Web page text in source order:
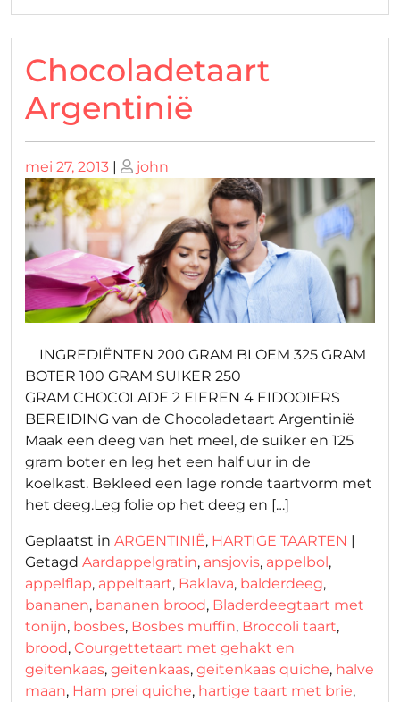
Chocoladetaart
Argentinië
Geplaatst
op
mei 27, 2013 | Geplaatst
op
john
INGREDIËNTEN 200 GRAM BLOEM 325 GRAM
BOTER 100 GRAM SUIKER 250
GRAM CHOCOLADE 2 EIEREN 4 EIDOOIERS
BEREIDING van de Chocoladetaart Argentinië
Maak een deeg van het meel, de suiker en 125
gram boter en leg het een half uur in de
koelkast. Bekleed een lage ronde taartvorm met
het deeg.Leg folie op het deeg en […]
Geplaatst in ARGENTINIË, HARTIGE TAARTEN |
Getagd Aardappelgratin, ansjovis, appelbol,
appelflap, appeltaart, Baklava, balderdeeg,
bananen, bananen brood, Bladerdeegtaart met
tonijn, bosbes, Bosbes muffin, Broccoli taart,
brood, Courgettetaart met gehakt en
geitenkaas, geitenkaas, geitenkaas quiche, halve
maan, Ham prei quiche, hartige taart met brie,